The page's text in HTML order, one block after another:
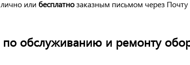
или бесплатнозаказным письмом через Почту
по обслуживанию и ремонту